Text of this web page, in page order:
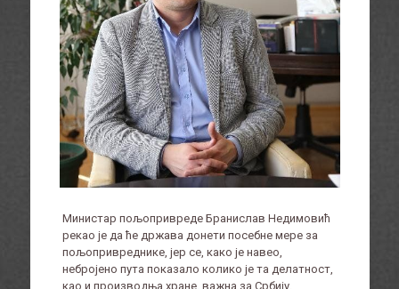
Министар пољопривреде Бранислав Недимовић
рекао је да ће држава донети посебне мере за
пољопривреднике, јер се, како је навео,
небројено пута показало колико је та делатност,
као и производња хране, важна за Србију.